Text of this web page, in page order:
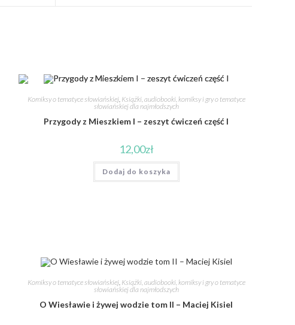
Komiksy o tematyce słowiańskiej, Książki, audiobooki, komiksy i gry o tematyce
słowiańskiej dla najmłodszych
Przygody z Mieszkiem I – zeszyt ćwiczeń część I
12,00zł
Dodaj do koszyka
Komiksy o tematyce słowiańskiej, Książki, audiobooki, komiksy i gry o tematyce
słowiańskiej dla najmłodszych
O Wiesławie i żywej wodzie tom II – Maciej Kisiel